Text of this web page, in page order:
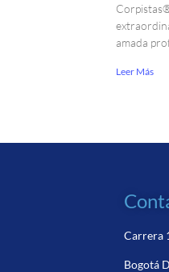
amada
Leer Más
Carrera
Bogotá